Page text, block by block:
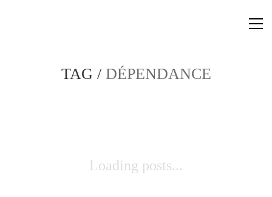
TAG / DÉPENDANCE
Loading posts...